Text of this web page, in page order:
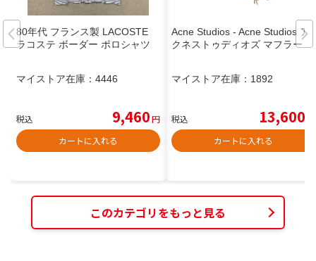
80年代 フランス製 LACOSTE
ラコステ ボーダー ポロシャツ
マイストア在庫： 4446
税込 9,460円
カートに入れる
Acne Studios - Acne Studios ア
クネストゥディオズ マフラー
マイストア在庫： 1892
税込 13,600
カートに入れる
このカテゴリをもっと見る